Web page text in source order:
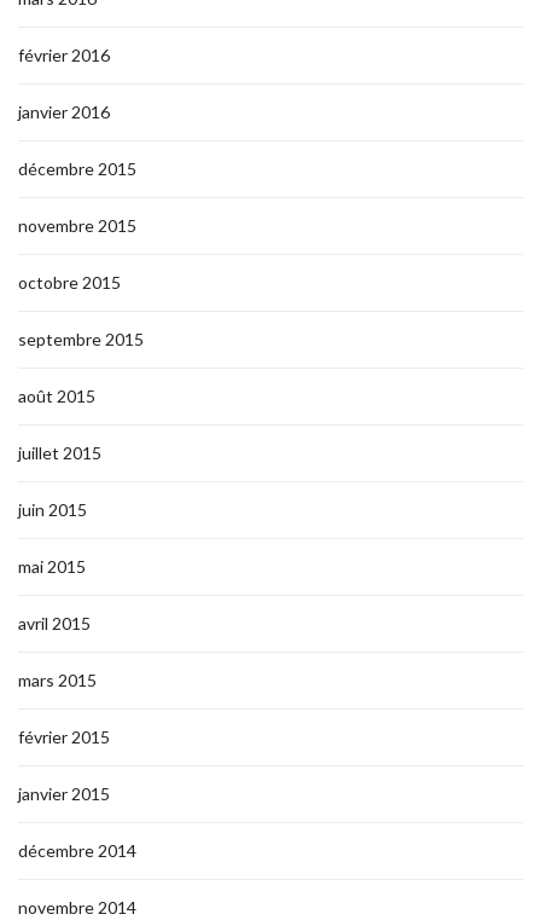
février 2016
janvier 2016
décembre 2015
novembre 2015
octobre 2015
septembre 2015
août 2015
juillet 2015
juin 2015
mai 2015
avril 2015
mars 2015
février 2015
janvier 2015
décembre 2014
novembre 2014